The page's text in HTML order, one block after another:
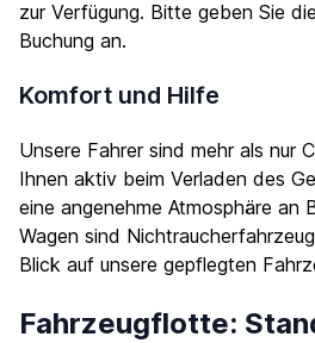
zur Verfügung. Bitte geben Sie
Buchung an.
Komfort und Hilfe
Unsere Fahrer sind mehr als nur
Ihnen aktiv beim Verladen des
eine angenehme Atmosphäre an
Wagen sind
Blick auf unsere gepflegten
Fahrzeugflotte: